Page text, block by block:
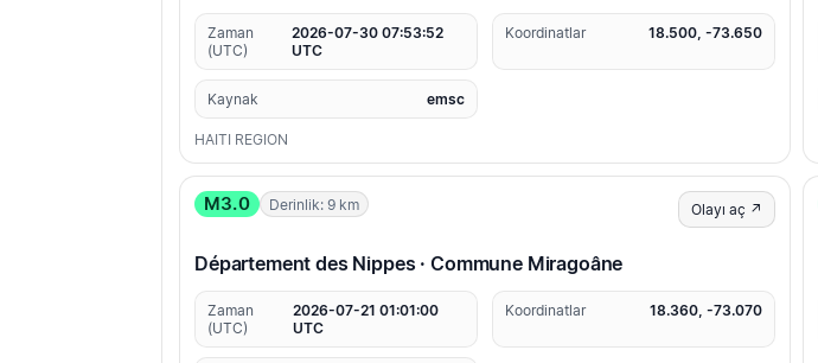
Zaman
(UTC)
2026-07-30 07:53:52
UTC
Koordinatlar 18.500, -73.650
Kaynak emsc
HAITI REGION
M3.0 Derinlik: 9 km Olayı aç ↗
Département des Nippes · Commune Miragoâne
Zaman
(UTC)
2026-07-21 01:01:00
UTC
Koordinatlar 18.360, -73.070